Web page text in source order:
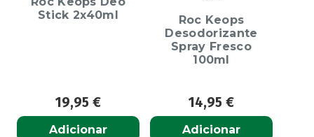
Stick 2x40ml
19,95 €
Adicionar
Roc Keops
Desodorizante
Spray Fresco
100ml
14,95 €
Adicionar